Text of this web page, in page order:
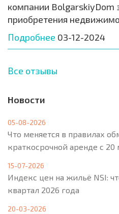
компании BolgarskiyDom
приобретения
Подробнее 03-12-2024
Все отзывы
Новости
05-08-2026
Что меняется в правилах
краткосрочной аренде с 20
15-07-2026
Индекс цен на жильё NSI:
квартал 2026 года
20-03-2026